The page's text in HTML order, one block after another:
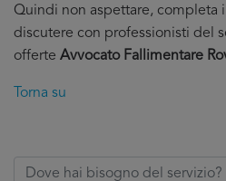
Quindi non aspettare, completa
discutere con professionisti del
offerte Avvocato Fallimentare
Torna su